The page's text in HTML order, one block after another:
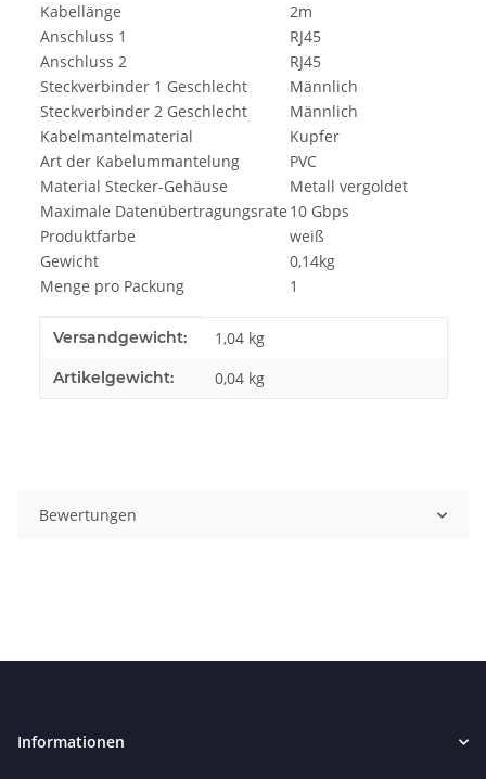
Kabellänge
2m
Anschluss 1
RJ45
Anschluss 2
RJ45
Steckverbinder 1 Geschlecht
Männlich
Steckverbinder 2 Geschlecht
Männlich
Kabelmantelmaterial
Kupfer
Art der Kabelummantelung
PVC
Material Stecker-Gehäuse
Metall vergoldet
Maximale Datenübertragungsrate 10 Gbps
Produktfarbe
weiß
Gewicht
0,14kg
Menge pro Packung
1
Produkteigenschaft
Wert
Versandgewicht: 1,04 kg
Artikelgewicht: 0,04 kg
Bewertungen
Informationen